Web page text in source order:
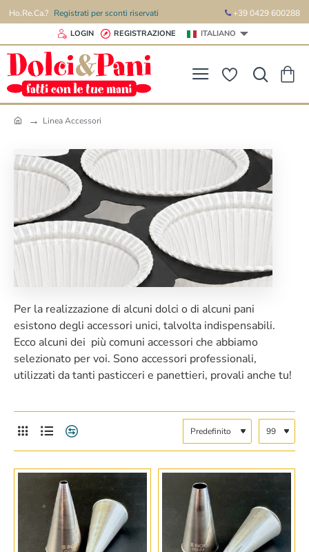
Ho.Re.Ca.? Registrati per sconti riservati +39 0429 600288
LOGIN REGISTRAZIONE ITALIANO
m
e
Linea Accessori
Per la realizzazione di alcuni dolci o di alcuni pani
esistono degli accessori unici, talvolta indispensabili.
Ecco alcuni dei più comuni accessori che abbiamo
selezionato per voi. Sono accessori professionali,
utilizzati da tanti pasticceri e panettieri, provali anche tu!